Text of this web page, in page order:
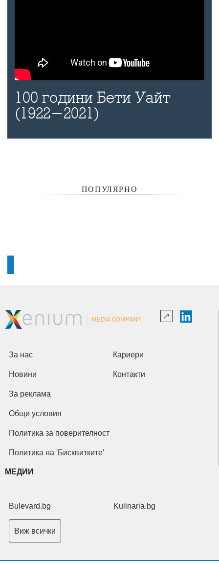
100 години Бети Уайт
(1922-2021)
ПОПУЛЯРНО
За нас Кариери
Новини Контакти
За реклама
Общи условия
Политика за поверителност
Политика на 'Бисквитките'
МЕДИИ
Bulevard.bg Kulinaria.bg
Виж всички